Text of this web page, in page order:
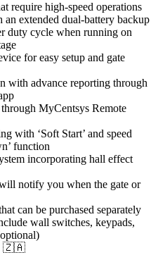
require high-speed operations
extended dual-battery backup
duty cycle when running on
for easy setup and gate
with advance reporting through
MyCentsys Remote
with ‘Soft Start’ and speed
function
incorporating hall effect
notify you when the gate or
can be purchased separately
wall switches, keypads,
🇿🇦